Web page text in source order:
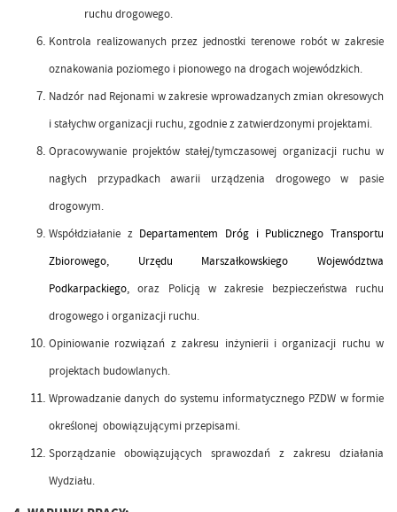
ruchu drogowego.
Kontrola realizowanych przez jednostki terenowe robót w zakresie
oznakowania poziomego i pionowego na drogach wojewódzkich.
Nadzór nad Rejonami w zakresie wprowadzanych zmian okresowych
i stałychw organizacji ruchu, zgodnie z zatwierdzonymi projektami.
Opracowywanie projektów stałej/tymczasowej organizacji ruchu w
nagłych przypadkach awarii urządzenia drogowego w pasie
drogowym.
Współdziałanie z Departamentem Dróg i Publicznego Transportu
Zbiorowego,
Urzędu Marszałkowskiego Województwa
Podkarpackiego,oraz Policją w zakresie bezpieczeństwa ruchu
drogowego i organizacji ruchu.
Opiniowanie rozwiązań z zakresu inżynierii i organizacji ruchu w
projektach budowlanych.
Wprowadzanie danych do systemu informatycznego PZDW w formie
określonej obowiązującymi przepisami.
Sporządzanie obowiązujących sprawozdań z zakresu działania
Wydziału.